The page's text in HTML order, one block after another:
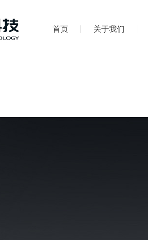
首页 关于我们